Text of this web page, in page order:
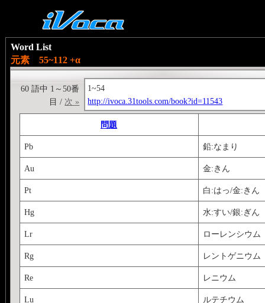
Word List
元素 55~112 +α
1~54
http://ivoca.31tools.com/book?id=11543
60 語中 1～50番
目 / 次 »
問題
Pb 鉛:なまり
Au 金:きん
Pt 白:はっ/金:きん
Hg 水:すい/銀:ぎん
Lr ローレンシウム
Rg レントゲニウム
Re レニウム
Lu ルテチウム